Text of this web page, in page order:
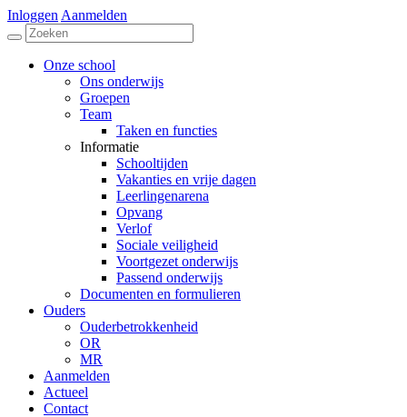
Inloggen Aanmelden
Onze school
Ons onderwijs
Groepen
Team
Taken en functies
Informatie
Schooltijden
Vakanties en vrije dagen
Leerlingenarena
Opvang
Verlof
Sociale veiligheid
Voortgezet onderwijs
Passend onderwijs
Documenten en formulieren
Ouders
Ouderbetrokkenheid
OR
MR
Aanmelden
Actueel
Contact